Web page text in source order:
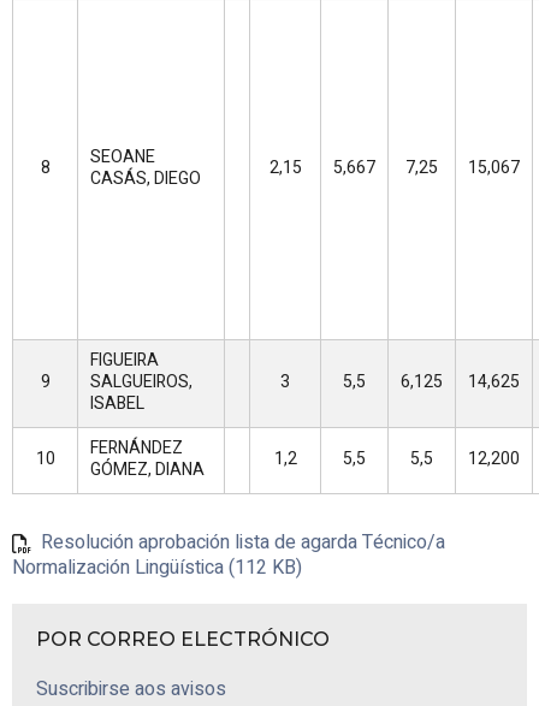
8
SEOANE
CASÁS, DIEGO
2,15 5,667 7,25 15,067
9
FIGUEIRA
SALGUEIROS,
ISABEL
3 5,5 6,125 14,625
10
FERNÁNDEZ
GÓMEZ, DIANA
1,2 5,5 5,5 12,200
Resolución aprobación lista de agarda Técnico/a
Normalización Lingüística (112 KB)
POR CORREO ELECTRÓNICO
Suscribirse aos avisos